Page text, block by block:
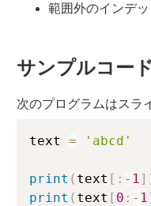
範囲外のインデ
サンプルコード
次のプログラムはスラ
text = 'abcd'
print ( text [ : - 1 ]
print ( text [ 0 : - 1